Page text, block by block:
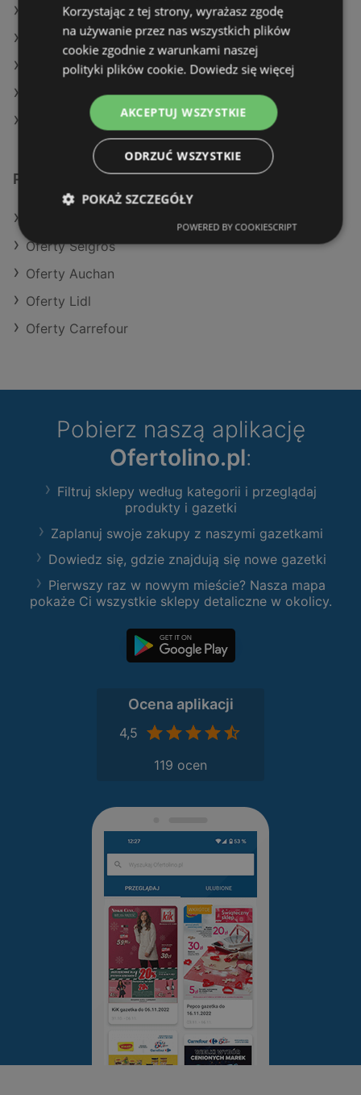
Aktualne gazetki Żabka
Aktualne gazetki Carrefour
Aktualne gazetki Makro
Aktualne gazetki Kaufland
Sklepy Stokrotka w Police
Podobne sklepy detaliczne
Oferty Selgros
Oferty Auchan
Oferty Lidl
Oferty Carrefour
Pobierz naszą aplikację
Ofertolino.pl:
Filtruj sklepy według kategorii i przeglądaj
produkty i gazetki
Zaplanuj swoje zakupy z naszymi gazetkami
Dowiedz się, gdzie znajdują się nowe gazetki
Pierwszy raz w nowym mieście? Nasza mapa
pokaże Ci wszystkie sklepy detaliczne w okolicy.
Ocena aplikacji
4,5
119 ocen
Korzystając z tej strony, wyrażasz zgodę
na używanie przez nas wszystkich plików
cookie zgodnie z warunkami naszej
polityki plików cookie. Dowiedz się więcej
AKCEPTUJ WSZYSTKIE
ODRZUĆ WSZYSTKIE
POKAŻ SZCZEGÓŁY
POWERED BY COOKIESCRIPT